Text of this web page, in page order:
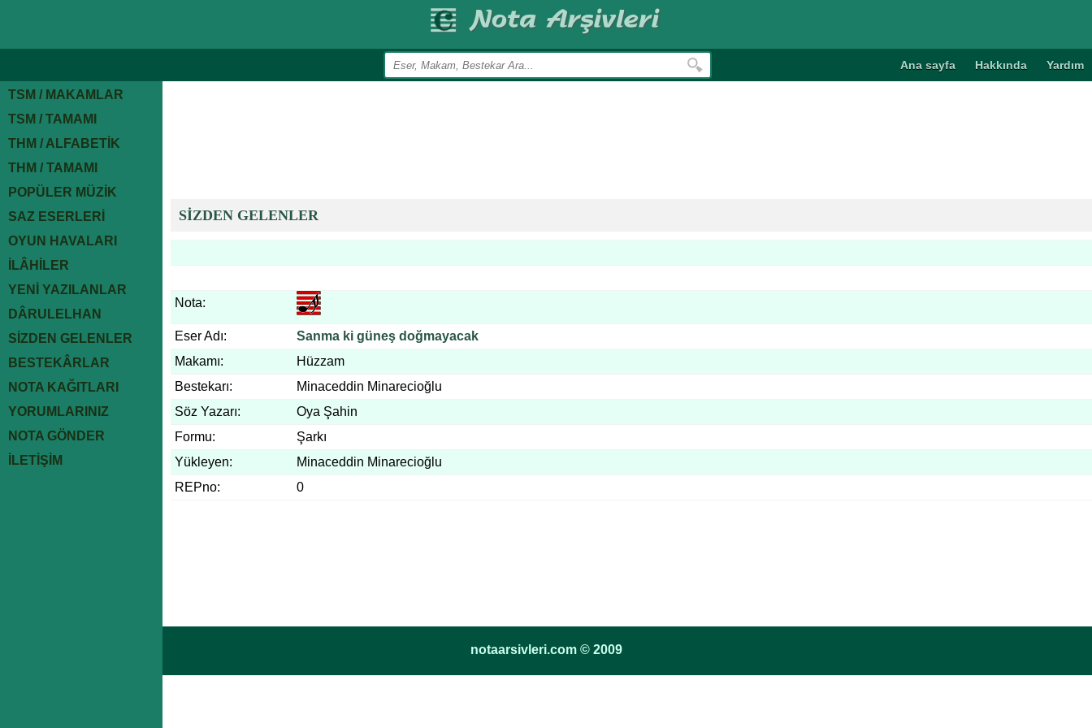
Ana sayfa Hakkında Yardım
TSM / MAKAMLAR
TSM / TAMAMI
THM / ALFABETİK
THM / TAMAMI
POPÜLER MÜZİK
SAZ ESERLERİ
OYUN HAVALARI
İLÂHİLER
YENİ YAZILANLAR
DÂRULELHAN
SİZDEN GELENLER
BESTEKÂRLAR
NOTA KAĞITLARI
YORUMLARINIZ
NOTA GÖNDER
İLETİŞİM
SİZDEN GELENLER
Nota:
Eser Adı:
Sanma ki güneş doğmayacak
Makamı:
Hüzzam
Bestekarı:
Minaceddin Minarecioğlu
Söz Yazarı:
Oya Şahin
Formu:
Şarkı
Yükleyen:
Minaceddin Minarecioğlu
REPno:
0
notaarsivleri.com © 2009